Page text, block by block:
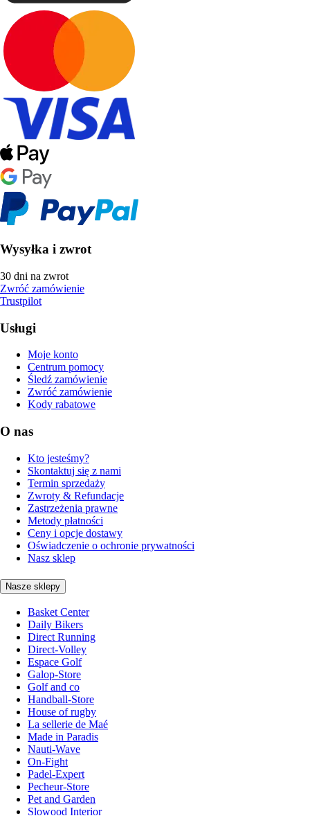
Wysyłka i zwrot
30 dni na zwrot
Zwróć zamówienie
Trustpilot
Usługi
Moje konto
Centrum pomocy
Śledź zamówienie
Zwróć zamówienie
Kody rabatowe
O nas
Kto jesteśmy?
Skontaktuj się z nami
Termin sprzedaży
Zwroty & Refundacje
Zastrzeżenia prawne
Metody płatności
Ceny i opcje dostawy
Oświadczenie o ochronie prywatności
Nasz sklep
Nasze sklepy
Basket Center
Daily Bikers
Direct Running
Direct-Volley
Espace Golf
Galop-Store
Golf and co
Handball-Store
House of rugby
La sellerie de Maé
Made in Paradis
Nauti-Wave
On-Fight
Padel-Expert
Pecheur-Store
Pet and Garden
Slowood Interior